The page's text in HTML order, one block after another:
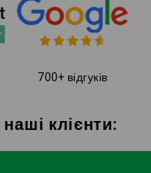
700+ відгуків
клієнти: